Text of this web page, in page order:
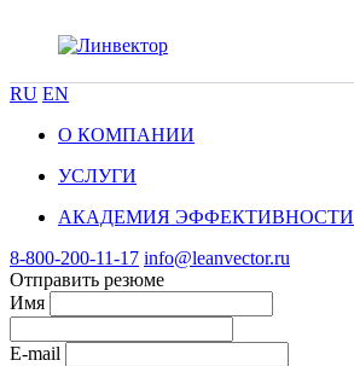
RU EN
О КОМПАНИИ
УСЛУГИ
АКАДЕМИЯ ЭФФЕКТИВНОСТИ
8-800-200-11-17 info@leanvector.ru
Отправить резюме
Имя
E-mail